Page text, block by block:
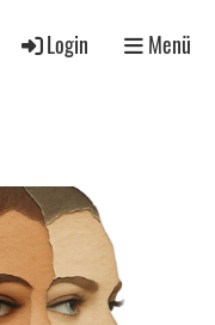
Login Menü